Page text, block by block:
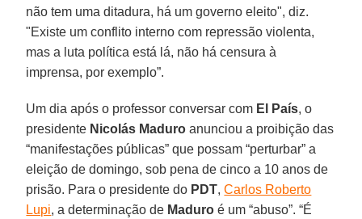
não tem uma ditadura, há um governo eleito", diz.
"Existe um conflito interno com repressão violenta,
mas a luta política está lá, não há censura à
imprensa, por exemplo”.
Um dia após o professor conversar com El País, o
presidente Nicolás Maduro anunciou a proibição das
“manifestações públicas” que possam “perturbar” a
eleição de domingo, sob pena de cinco a 10 anos de
prisão. Para o presidente do PDT,Carlos Roberto
Lupi, a determinação de Maduro é um “abuso”. “É